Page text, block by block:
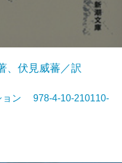
、伏見威蕃／訳
ョン 978-4-10-210110-